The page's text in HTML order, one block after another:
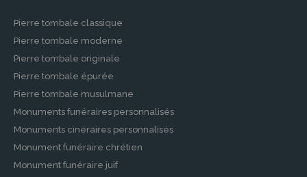
Pierre tombale classique
Pierre tombale moderne
Pierre tombale originale
Pierre tombale épurée
Pierre tombale musulmane
Monuments funéraires personnalisés
Monuments cinéraires personnalisés
Monument funéraire chrétien
Monument funéraire juif